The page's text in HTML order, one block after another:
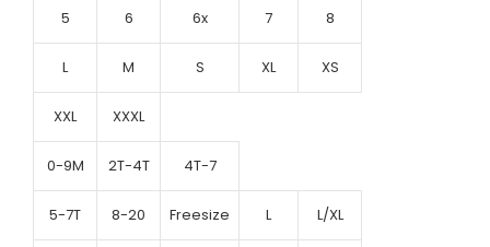
5 6 6x 7 8
L M S XL XS
XXL XXXL
0-9M 2T-4T 4T-7
5-7T 8-20 Freesize L L/XL